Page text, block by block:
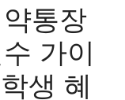
통장
가이
생 혜